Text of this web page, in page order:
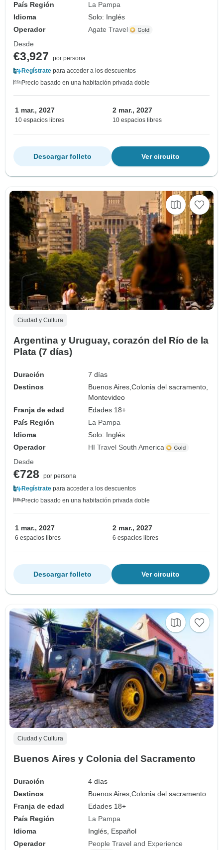
País Región
La Pampa
Idioma
Solo: Inglés
Operador
Agate Travel
Desde
€3,927
por persona
Regístrate para acceder a los descuentos
Precio basado en una habitación privada doble
1 mar., 2027
10 espacios libres
2 mar., 2027
10 espacios libres
Ver circuito
Descargar folleto
Ciudad y Cultura
Argentina y Uruguay, corazón del Río de la
Plata (7 días)
Duración
7 días
Destinos
Buenos Aires,Colonia del sacramento,
Montevideo
Franja de edad
Edades 18+
País Región
La Pampa
Idioma
Solo: Inglés
Operador
HI Travel South America
Desde
€728
por persona
Regístrate para acceder a los descuentos
Precio basado en una habitación privada doble
1 mar., 2027
6 espacios libres
2 mar., 2027
6 espacios libres
Ver circuito
Descargar folleto
Ciudad y Cultura
Buenos Aires y Colonia del Sacramento
Duración
4 días
Destinos
Buenos Aires,Colonia del sacramento
Franja de edad
Edades 18+
País Región
La Pampa
Idioma
Inglés, Español
Operador
People Travel and Experience